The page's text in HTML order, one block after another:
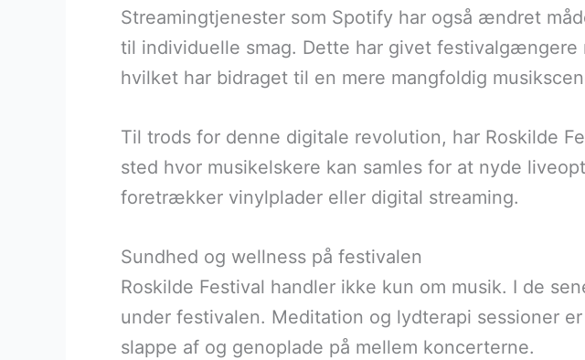
Streamingtjenester som Spotify har også ændret
til individuelle smag. Dette har givet
hvilket har bidraget til en mere mangfoldig
Til trods for denne digitale revolution, har Roskilde
sted hvor musikelskere kan samles for at nyde
foretrækker vinylplader eller digital streaming.
Sundhed og wellness på festivalen
Roskilde Festival handler ikke kun om musik. I de
under festivalen. Meditation og lydterapi sessioner
slappe af og genoplade på mellem koncerterne.